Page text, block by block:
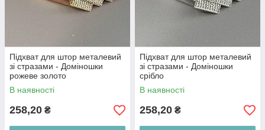
Підхват для штор металевий
зі стразами - Доміношки
рожеве золото
В наявності
258,20 ₴
Підхват для штор металевий
зі стразами - Доміношки
срібло
В наявності
258,20 ₴